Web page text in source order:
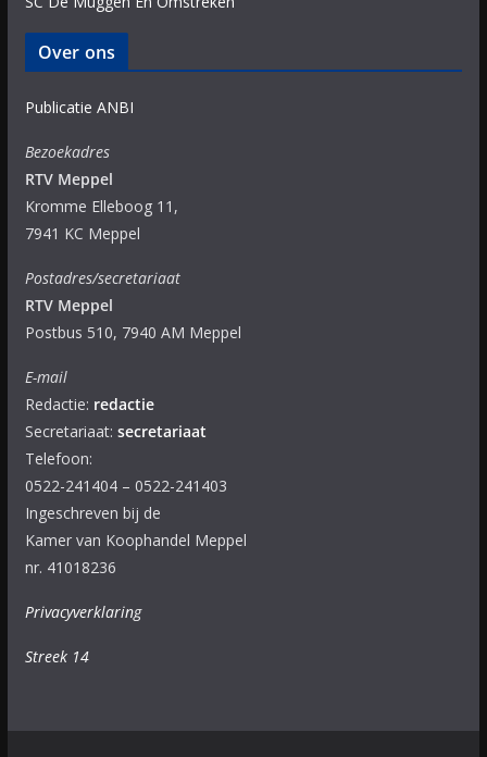
Over ons
Publicatie ANBI
Bezoekadres
RTV Meppel
Kromme Elleboog 11,
7941 KC Meppel
Postadres/secretariaat
RTV Meppel
Postbus 510, 7940 AM Meppel
E-mail
Redactie: redactie
Secretariaat: secretariaat
Telefoon:
0522-241404 – 0522-241403
Ingeschreven bij de
Kamer van Koophandel Meppel
nr. 41018236
Privacyverklaring
Streek 14